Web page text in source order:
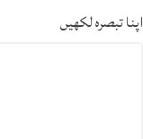
اپنا تبصرہ لکھیں